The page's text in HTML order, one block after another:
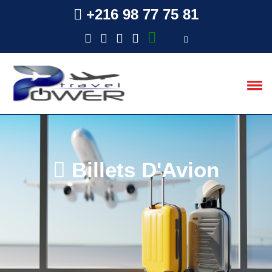
+216 98 77 75 81
Billets D'Avion